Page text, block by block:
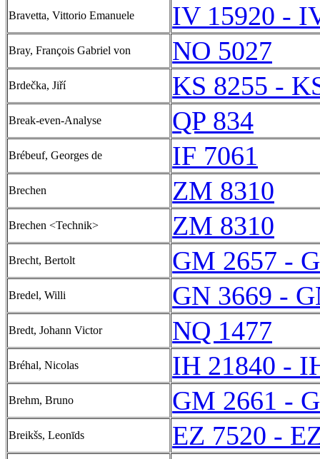
Bravetta, Vittorio Emanuele IV 15920 -
Bray, François Gabriel von NO 5027
Brdečka, Jiří KS 8255 -
Break-even-Analyse QP 834
Brébeuf, Georges de IF 7061
Brechen ZM 8310
Brechen <Technik> ZM 8310
Brecht, Bertolt GM 2657 -
Bredel, Willi GN 3669 -
Bredt, Johann Victor NQ 1477
Bréhal, Nicolas IH 21840 -
Brehm, Bruno GM 2661 -
Breikšs, Leonīds EZ 7520 -